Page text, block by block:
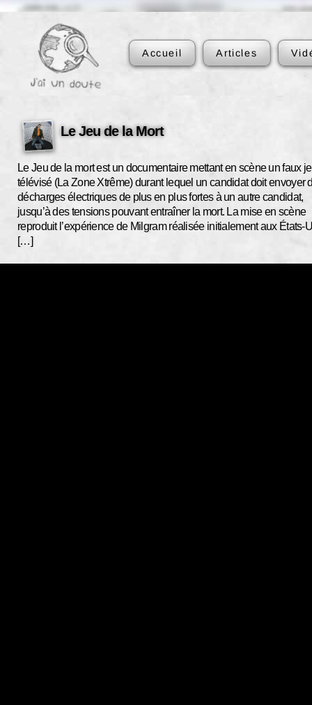
Accueil Articles
Le Jeu de la Mort
Le Jeu de la mort est un documentaire mettant en scène un faux
télévisé (La Zone Xtrême) durant lequel un candidat doit envoyer
décharges électriques de plus en plus fortes à un autre candidat,
jusqu’à des tensions pouvant entraîner la mort. La mise en scène
reproduit l’expérience de Milgram réalisée initialement aux États-
[…]